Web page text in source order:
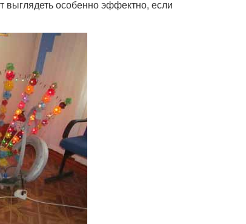
выглядеть особенно эффектно, если